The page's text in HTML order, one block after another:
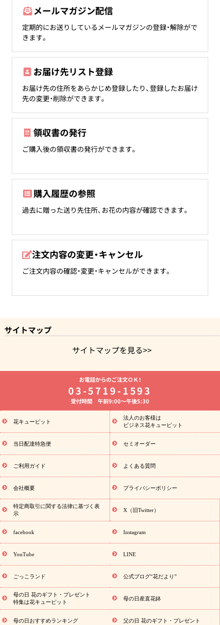
メールマガジン配信
定期的にお送りしているメールマガジンの登録・解除がで
きます。
お届け先リスト登録
お届け先の住所をあらかじめ登録したり、登録したお届け
先の変更・削除ができます。
領収書の発行
ご購入後の領収書の発行ができます。
購入履歴の参照
過去に贈った送り先住所、お花の内容が確認できます。
注文内容の変更・キャンセル
ご注文内容の確認・変更・キャンセルができます。
サイトマップ
サイトマップを見る>>
よく贈られる花
お祝いの花特集
誕生日フラワーギフト特
8月の誕生花(トルコキキョウ) 開店・開業祝い
お供え・お悔やみ お供え・お悔やみの花
九日法要以降に贈る花
通夜・葬儀に贈る花
ザーブドフラワー
季節のイベント
ひまわり ギフト・プレゼント
特集
お盆 花（新盆・初盆） 季節のイベント
お盆 花（新盆・初
盆）
お盆 花（新盆・初盆） お盆・お供え 花とセットギフト
お
盆・お供え プリザーブドフラワー
ひまわり ギフト・プレゼント特
集
夏の花贈り・お中元・暑中見舞い 花のギフト特集
敬老の日に
おくる花ギフト・プレゼント特集
敬老の日におくる花ギフト・プレ
ゼント特集
敬老の日 花のおすすめランキング
敬老の日 花鉢植
えのギフト・プレゼント特集
敬老の日 花とセットギフト・プレゼ
ント特集
敬老の日の花 全てのギフト一覧 キャンペーン
「き
ょう誕生日なんです」キャンペーン
誕生日の花を探す
フラワーギフト
誕生日フラワーギフト特集
誕生日フラワーギ
フト商品一覧
トルコキキョウ
キャンペーン
「きょう誕生日なんです」キャンペーン
探す
お祝いの花特集 当日配達特急便 お祝い商品一覧
お
祝い
開店・開業祝い 新築・引っ越し祝い 退職祝い
寿祝い
プチギフト ペットのお祝いフラワー
舞い
敬老の日
当日配達特急便 お供え
お電話からのご注文ＯＫ！
03-5719-1593
受付時間 午前9:00～午後5:30
花キューピット
法人のお客様は
ビジネス花キューピット
当日配達特急便 セミオーダー
ご利用ガイド よくある質問
会社概要 プライバシーポリシー
特定商取引に関する法律に基づく表
示
X（旧Twitter）
facebook Instagram
YouTube LINE
ごっこランド 公式ブログ“花だより”
母の日 花のギフト・プレゼント
特集は花キューピット
母の日産直花鉢
母の日おすすめランキング 父の日 花のギフト・プレゼント